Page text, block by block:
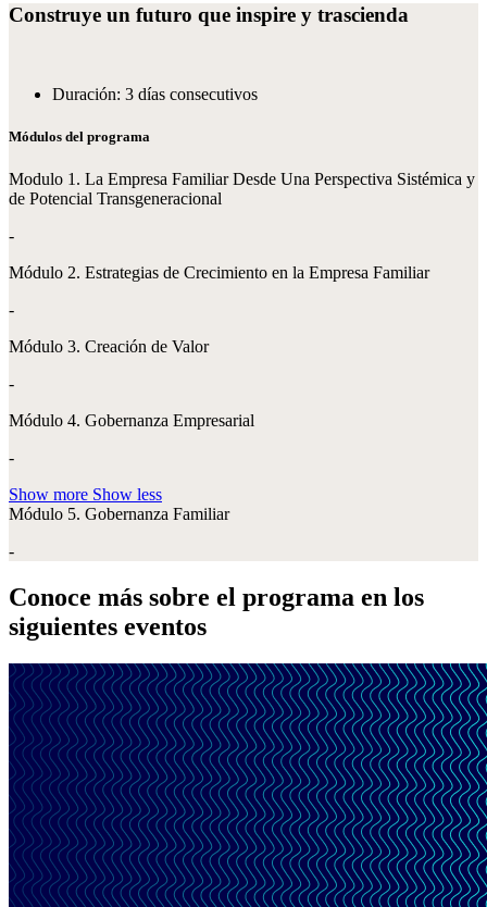
Construye un futuro que inspire y trascienda
Duración: 3 días consecutivos
Módulos del programa
Modulo 1. La Empresa Familiar Desde Una Perspectiva Sistémica y
de Potencial Transgeneracional
-
Módulo 2. Estrategias de Crecimiento en la Empresa Familiar
-
Módulo 3. Creación de Valor
-
Módulo 4. Gobernanza Empresarial
-
Show more Show less
Módulo 5. Gobernanza Familiar
-
Conoce más sobre el programa en los
siguientes eventos